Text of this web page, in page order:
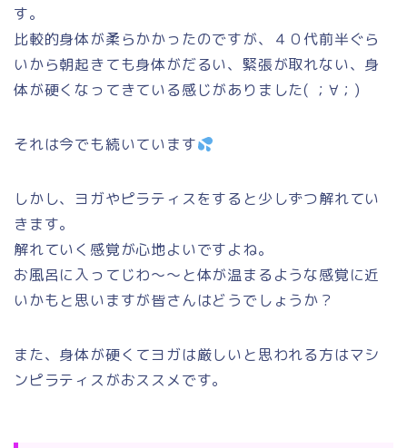
す。
比較的身体が柔らかかったのですが、４０代前半ぐら
いから朝起きても身体がだるい、緊張が取れない、身
体が硬くなってきている感じがありました( ；∀；)
それは今でも続いています
しかし、ヨガやピラティスをすると少しずつ解れてい
きます。
解れていく感覚が心地よいですよね。
お風呂に入ってじわ～～と体が温まるような感覚に近
いかもと思いますが皆さんはどうでしょうか？
また、身体が硬くてヨガは厳しいと思われる方はマシ
ンピラティスがおススメです。